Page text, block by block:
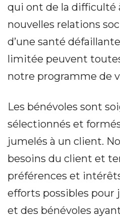
qui ont de la difficulté
nouvelles relations
d’une santé
limitée peuvent
notre programme de
Les bénévoles sont
sélectionnés et
jumelés à un client.
besoins du client et
préférences et
efforts possibles pour
et des bénévoles